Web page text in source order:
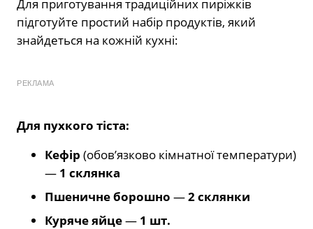
Для приготування традиційних пиріжків
підготуйте простий набір продуктів, який
знайдеться на кожній кухні:
РЕКЛАМА
Для пухкого тіста:
Кефір (обов’язково кімнатної температури)
— 1 склянка
Пшеничне борошно —2 склянки
Куряче яйце— 1 шт.